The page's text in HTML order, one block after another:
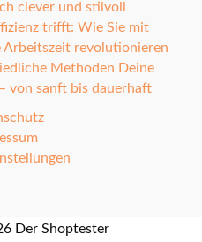
clever und stilvoll
trifft: Wie Sie mit
Arbeitszeit revolutionieren
Methoden Deine
von sanft bis dauerhaft
Der Shoptester